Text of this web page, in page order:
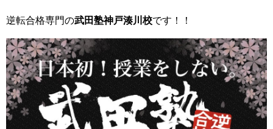
逆転合格専門の武田塾神戸湊川校です！！